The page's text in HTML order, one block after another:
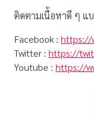
ติดตามเนื้อหาดี ๆ แ
Facebook : https://
Twitter : https://
Youtube : https://